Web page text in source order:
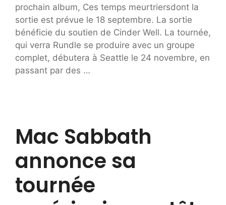
prochain album, Ces temps meurtriersdont la
sortie est prévue le 18 septembre. La sortie
bénéficie du soutien de Cinder Well. La tournée,
qui verra Rundle se produire avec un groupe
complet, débutera à Seattle le 24 novembre, en
passant par des …
Mac Sabbath
annonce sa
tournée